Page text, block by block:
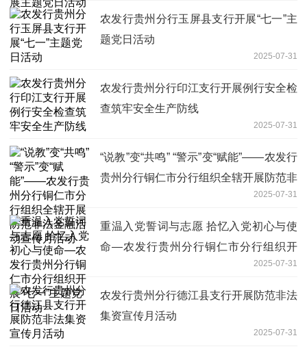
农发行贵州分行玉屏县支行开展“七一”主
题党日活动
2025-07-31
农发行贵州分行印江支行开展例行安全检
查筑牢安全生产防线
2025-07-31
“说教”变“共鸣” “警示”变“赋能”——农发行
贵州分行铜仁市分行组织全辖开展防范非
2025-07-31
重温入党誓词与志愿 拾忆入党初心与使
命—农发行贵州分行铜仁市分行组织开
2025-07-31
农发行贵州分行德江县支行开展防范非法
集资宣传月活动
2025-07-31